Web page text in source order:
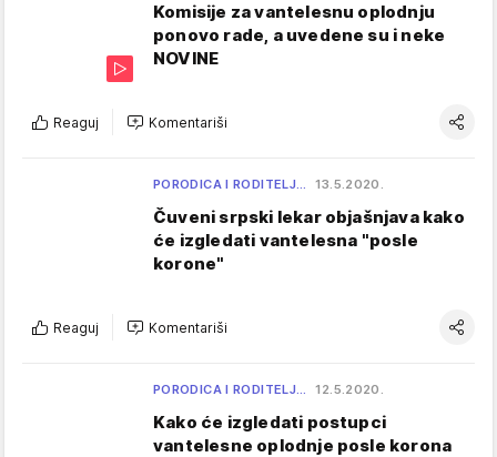
Komisije za vantelesnu oplodnju
ponovo rade, a uvedene su i neke
NOVINE
Reaguj Komentariši
PORODICA I RODITELJ… 13.5.2020.
Čuveni srpski lekar objašnjava kako
će izgledati vantelesna "posle
korone"
Reaguj Komentariši
PORODICA I RODITELJ… 12.5.2020.
Kako će izgledati postupci
vantelesne oplodnje posle korona